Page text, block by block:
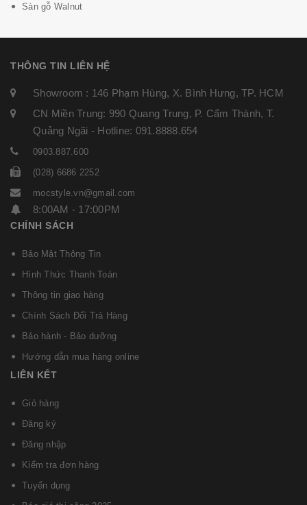
Sàn gỗ Walnut
THÔNG TIN LIÊN HỆ
Showroom : 146 Phạm Hùng, X. Bình Hưng, TP. HCM
CN Miền Trung: 990 Quang Trung, P. Cẩm Thành, T.
Quảng Ngãi - Hotline: 091.8888.654
0903.887.600
(028) 6686 2252
mocstyle.vn@gmail.com
8:00AM - 17:00PM
CHÍNH SÁCH
Bảo Mật Thông Tin
Hình Thức Thanh Toán
Thông tin giao hàng
Chính Sách Đổi Trả Hàng
Bảo hành - Bảo dưỡng
Hướng dẫn mua hàng online
LIÊN KẾT
Giỏ hàng
Đăng ký
Đăng nhập
Kiểm tra đơn hàng
Tuyển dụng